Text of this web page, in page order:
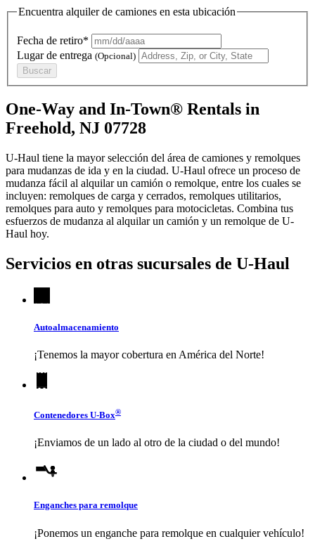
Encuentra alquiler de camiones en esta ubicación
Fecha de retiro*
Lugar de entrega (Opcional)
Buscar
One-Way and In-Town® Rentals in
Freehold, NJ 07728
U-Haul tiene la mayor selección del área de camiones y remolques
para mudanzas de ida y en la ciudad. U-Haul ofrece un proceso de
mudanza fácil al alquilar un camión o remolque, entre los cuales se
incluyen: remolques de carga y cerrados, remolques utilitarios,
remolques para auto y remolques para motocicletas. Combina tus
esfuerzos de mudanza al alquilar un camión y un remolque de U-
Haul hoy.
Servicios en otras sucursales de U-Haul
Autoalmacenamiento
¡Tenemos la mayor cobertura en América del Norte!
Contenedores U-Box®
¡Enviamos de un lado al otro de la ciudad o del mundo!
Enganches para remolque
¡Ponemos un enganche para remolque en cualquier vehículo!